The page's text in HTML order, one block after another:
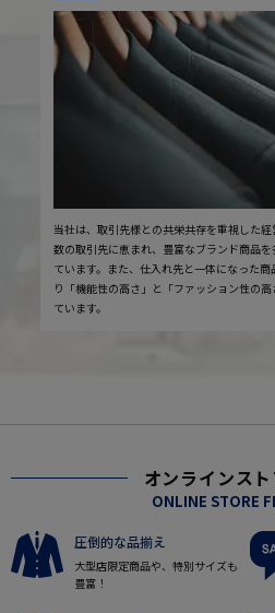
当社は、取引先様との共栄共存を重視した
数の取引先に恵まれ、豊富なブランド商品
ています。また、仕入れ先と一体になった
り「機能性の高さ」と「ファッション性の
ています。
オンラインス
ONLINE STORE
圧倒的な品揃え
大型店限定商品や、特別サイズも
豊富！